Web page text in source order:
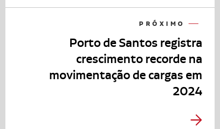
PRÓXIMO
Porto de Santos registra
crescimento recorde na
movimentação de cargas em
2024